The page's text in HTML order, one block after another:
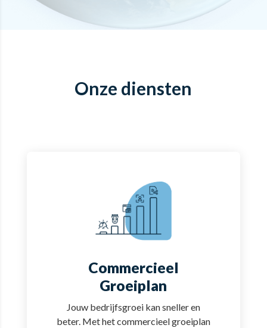
Onze diensten
Commercieel
Groeiplan
Jouw bedrijfsgroei kan sneller en
beter. Met het commercieel groeiplan